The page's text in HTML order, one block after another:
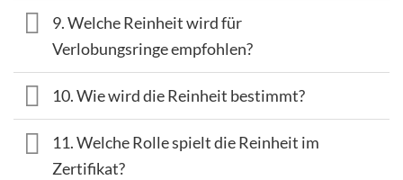
9. Welche Reinheit wird für
Verlobungsringe empfohlen?
10. Wie wird die Reinheit bestimmt?
11. Welche Rolle spielt die Reinheit im
Zertifikat?